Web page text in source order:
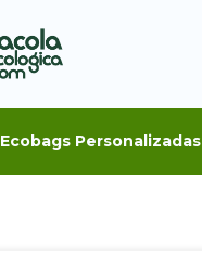
Ecobags Personalizadas